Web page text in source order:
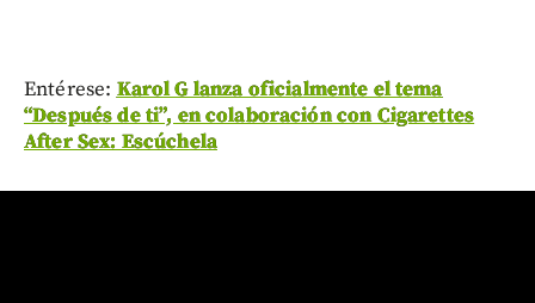
Entérese: Karol G lanza oficialmente el tema
“Después de ti”, en colaboración con Cigarettes
After Sex: Escúchela